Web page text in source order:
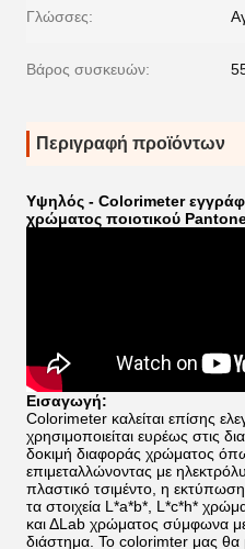
Γλώσσες:
Βάρος συσκευών:
Περιγραφή προϊόντων
Υψηλός - Colorimeter
χρώματος ποιοτικού
Εισαγωγή:
Colorimeter καλείται επίσης
χρησιμοποιείται ευρέως στις
δοκιμή διαφοράς χρώματος
επιμεταλλώνοντας με
πλαστικό τσιμέντο, η
τα στοιχεία L*a*b*, L*c*h*
και ΔLab χρώματος σύμφωνα
διάστημα. Το colorimter μας θα